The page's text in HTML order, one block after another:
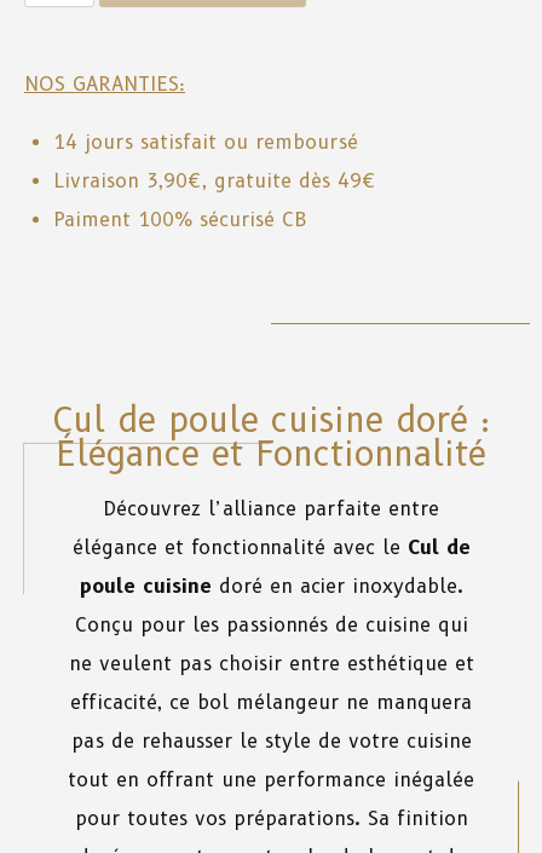
NOS GARANTIES:
14 jours satisfait ou remboursé
Livraison 3,90€, gratuite dès 49€
Paiment 100% sécurisé CB
Cul de poule cuisine doré :
Élégance et Fonctionnalité
Découvrez l’alliance parfaite entre
élégance et fonctionnalité avec le Cul de
poule cuisine doré en acier inoxydable.
Conçu pour les passionnés de cuisine qui
ne veulent pas choisir entre esthétique et
efficacité, ce bol mélangeur ne manquera
pas de rehausser le style de votre cuisine
tout en offrant une performance inégalée
pour toutes vos préparations. Sa finition